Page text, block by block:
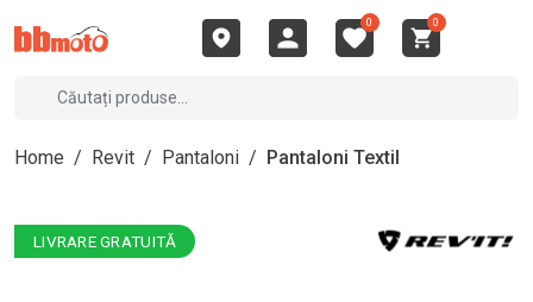
0 0
Home / Revit / Pantaloni / Pantaloni Textil
LIVRARE GRATUITĂ